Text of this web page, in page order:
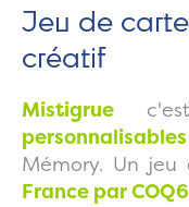
Jeu de
créatif
Mistigrue
personnalisables
Mémory. Un jeu
France par